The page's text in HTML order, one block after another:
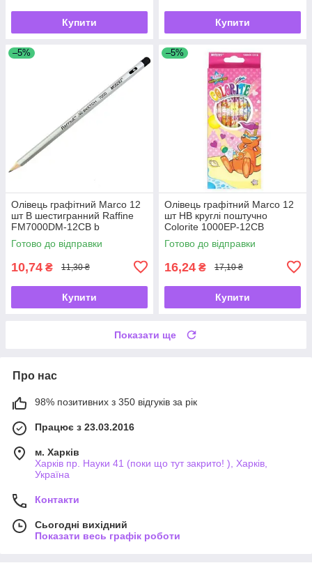
Купити Купити
–5%
Олівець графітний Marсо 12
шт B шестигранний Raffine
FM7000DM-12CB b
Готово до відправки
10,74 ₴ 11,30 ₴
Купити
–5%
Олівець графітний Marсо 12
шт HB круглі поштучно
Colorite 1000EP-12CB
Готово до відправки
16,24 ₴ 17,10 ₴
Купити
Показати ще
Про нас
98% позитивних з 350 відгуків за рік
Працює з 23.03.2016
м. Харків
Харків пр. Науки 41 (поки що тут закрито! ), Харків,
Україна
Контакти
Сьогодні вихідний
Показати весь графік роботи